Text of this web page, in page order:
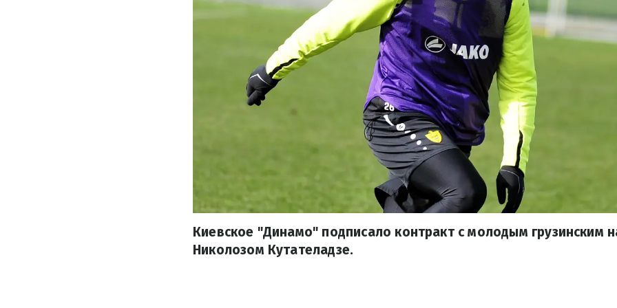
Киевское "Динамо" подписало контракт с молодым грузинским
Николозом Кутателадзе.